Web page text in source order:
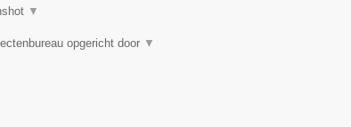
▼
opgericht door ▼